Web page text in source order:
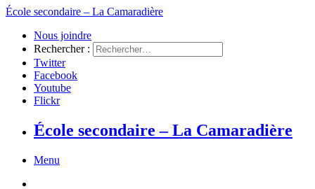
École secondaire – La Camaradière
Nous joindre
Rechercher :
Twitter
Facebook
Youtube
Flickr
École secondaire – La Camaradière
Menu